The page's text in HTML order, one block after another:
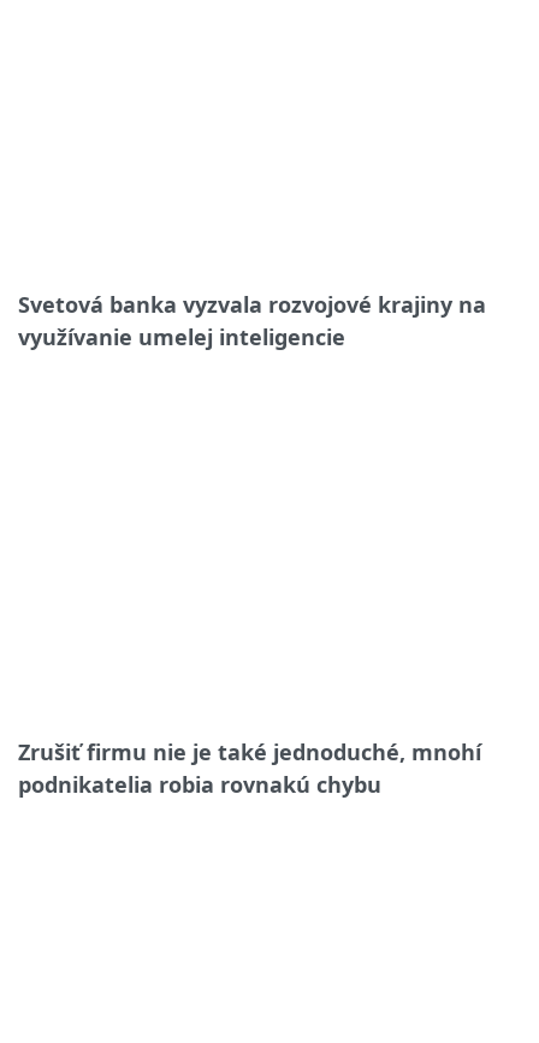
Svetová banka vyzvala rozvojové krajiny na
využívanie umelej inteligencie
Zrušiť firmu nie je také jednoduché, mnohí
podnikatelia robia rovnakú chybu